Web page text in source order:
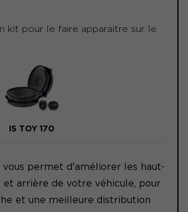
kit pour le faire apparaitre sur le
IS TOY 170
permet d'améliorer les haut-
et arrière de votre véhicule, pour
et une meilleure distribution